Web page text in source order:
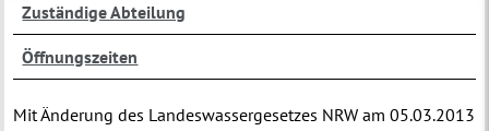
Zuständige Abteilung
Öffnungszeiten
Mit Änderung des Landeswassergesetzes NRW am 05.03.2013